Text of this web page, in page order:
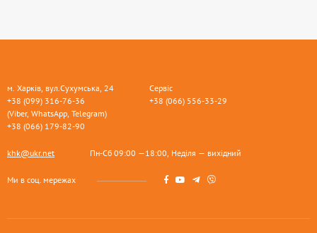
м. Харків, вул.Сухумська, 24
+38 (099) 316-76-36
(Viber, WhatsApp, Telegram)
+38 (066) 179-82-90
Сервіс
+38 (066) 556-33-29
khk@ukr.net Пн-Сб 09:00 —18:00, Неділя — вихідний
Ми в соц. мережах